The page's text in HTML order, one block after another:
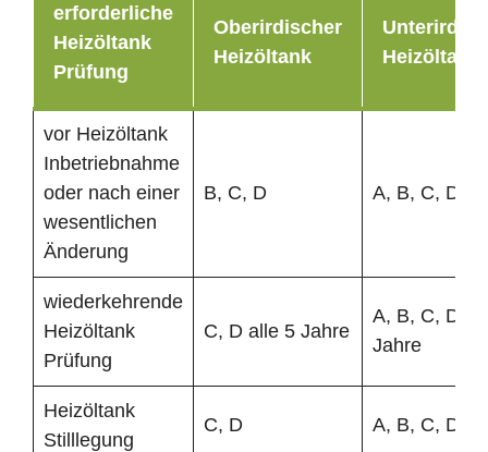
erforderliche
Heizöltank
Prüfung
Oberirdischer
Heizöltank
Heizöltank
vor Heizöltank
Inbetriebnahme
oder nach einer
wesentlichen
Änderung
B, C, D A, B, C, D
wiederkehrende
Heizöltank
Prüfung
C, D alle 5 Jahre
A, B, C, D
Jahre
Heizöltank
Stilllegung
C, D A, B, C, D